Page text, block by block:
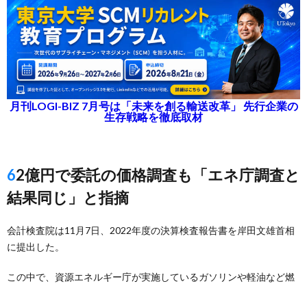
月刊LOGI-BIZ 7月号は「未来を創る輸送改革」 先行企業の
生存戦略を徹底取材
62億円で委託の価格調査も「エネ庁調査と
結果同じ」と指摘
会計検査院は11月7日、2022年度の決算検査報告書を岸田文雄首相
に提出した。
この中で、資源エネルギー庁が実施しているガソリンや軽油など燃